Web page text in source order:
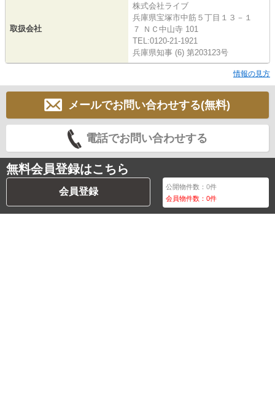
取扱会社
株式会社ライブ
兵庫県宝塚市中筋５丁目１３－１
７ ＮＣ中山寺 101
TEL:0120-21-1921
兵庫県知事 (6) 第203123号
情報の見方
メールでお問い合わせする(無料)
電話でお問い合わせする
無料会員登録はこちら
会員登録 公開物件数：0件
会員物件数：0件